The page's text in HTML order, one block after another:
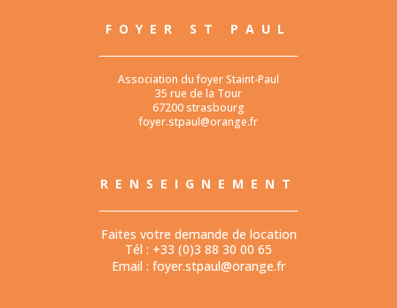
FOYER ST PAUL
Association du foyer Staint-Paul
35 rue de la Tour
67200 strasbourg
foyer.stpaul@orange.fr
RENSEIGNEMENT
Faites votre demande de location
Tél : +33 (0)3 88 30 00 65
Email : foyer.stpaul@orange.fr